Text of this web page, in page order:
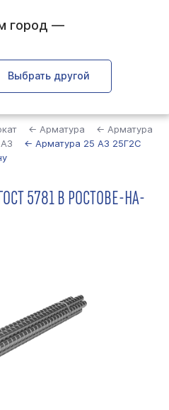
город —
Выбрать другой
← Арматура
← Арматура
← Арматура 25 А3 25Г2С
5781 В РОСТОВЕ-НА-